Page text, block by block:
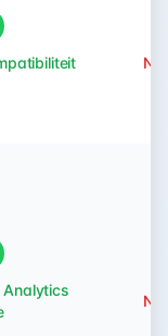
Analytics